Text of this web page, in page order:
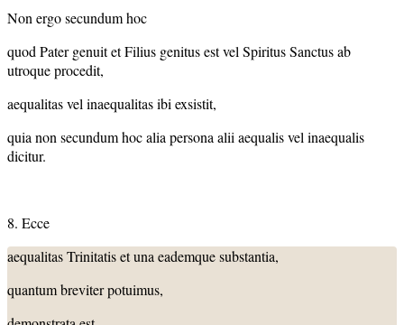
Non ergo secundum hoc
quod Pater genuit et Filius genitus est vel Spiritus Sanctus ab
utroque procedit,
aequalitas vel inaequalitas ibi exsistit,
quia non secundum hoc alia persona alii aequalis vel inaequalis
dicitur.
8. Ecce
aequalitas Trinitatis et una eademque substantia,
quantum breviter potuimus,